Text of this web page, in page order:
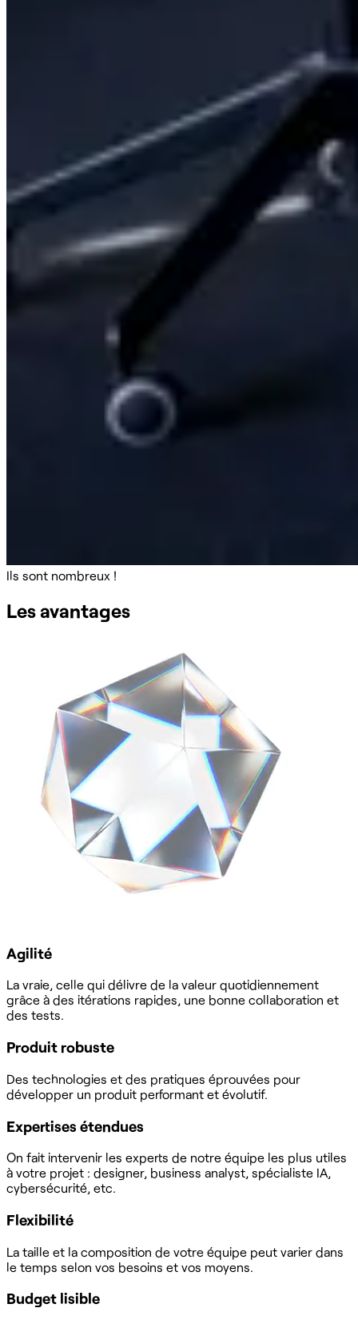
Ils sont nombreux !
Les avantages
Agilité
La vraie, celle qui délivre de la valeur quotidiennement
grâce à des itérations rapides, une bonne collaboration et
des tests.
Produit robuste
Des technologies et des pratiques éprouvées pour
développer un produit performant et évolutif.
Expertises étendues
On fait intervenir les experts de notre équipe les plus utiles
à votre projet : designer, business analyst, spécialiste IA,
cybersécurité, etc.
Flexibilité
La taille et la composition de votre équipe peut varier dans
le temps selon vos besoins et vos moyens.
Budget lisible